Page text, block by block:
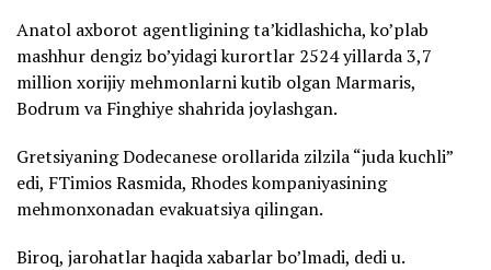
Anatol axborot agentligining ta’kidlashicha, ko’plab
mashhur dengiz bo’yidagi kurortlar 2524 yillarda 3,7
million xorijiy mehmonlarni kutib olgan Marmaris,
Bodrum va Finghiye shahrida joylashgan.
Gretsiyaning Dodecanese orollarida zilzila “juda kuchli”
edi, FTimios Rasmida, Rhodes kompaniyasining
mehmonxonadan evakuatsiya qilingan.
Biroq, jarohatlar haqida xabarlar bo’lmadi, dedi u.